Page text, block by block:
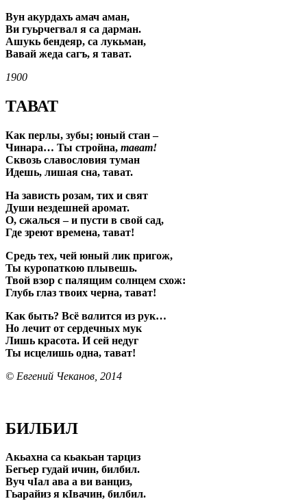
Вун акурдахъ амач аман,
Ви гуьрчегвал я са дарман.
Ашукь бендеяр, са лукьман,
Вавай жеда сагъ, я тават.
1900
ТАВАТ
Как перлы, зубы; юный стан –
Чинара… Ты стройна, тават!
Сквозь славословия туман
Идешь, лишая сна, тават.
На зависть розам, тих и свят
Души нездешней аромат.
О, сжалься – и пусти в свой сад,
Где зреют времена, тават!
Средь тех, чей юный лик пригож,
Ты куропаткою плывешь.
Твой взор с палящим солнцем схож:
Глубь глаз твоих черна, тават!
Как быть? Всё валится из рук…
Но лечит от сердечных мук
Лишь красота. И сей недуг
Ты исцелишь одна, тават!
© Евгений Чеканов, 2014
БИЛБИЛ
Акьахна са кьакьан тарциз
Бегьер гудай ичин, билбил.
Вуч чIал ава а ви ванциз,
Гьарайиз я кIвачин, билбил.